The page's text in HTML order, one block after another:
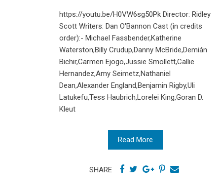
https://youtu.be/H0VW6sg50Pk Director: Ridley
Scott Writers: Dan O'Bannon Cast (in credits
order):- Michael Fassbender,Katherine
Waterston,Billy Crudup,Danny McBride,Demián
Bichir,Carmen Ejogo,Jussie Smollett,Callie
Hernandez,Amy Seimetz,Nathaniel
Dean,Alexander England,Benjamin Rigby,Uli
Latukefu,Tess Haubrich,Lorelei King,Goran D.
Kleut
Read More
SHARE